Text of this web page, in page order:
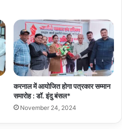
करनाल में आयोजित होगा पत्रकार सम्मान
समारोह : डॉ. इंदु बंसल*
November 24, 2024